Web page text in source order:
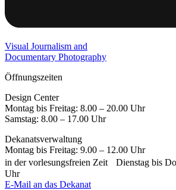
Visual Journalism and
Documentary Photography
Öffnungszeiten
Design Center
Montag bis Freitag: 8.00 – 20.00 Uhr
Samstag: 8.00 – 17.00 Uhr
Dekanatsverwaltung
Montag bis Freitag: 9.00 – 12.00 Uhr
in der vorlesungsfreien Zeit Dienstag bis
Uhr
E-Mail an das Dekanat